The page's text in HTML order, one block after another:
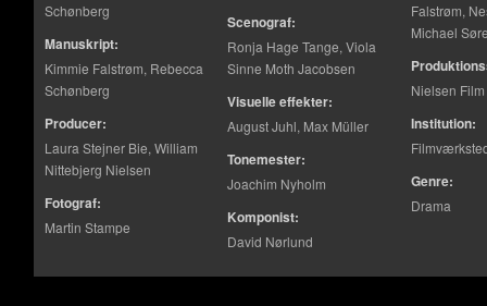
Schønberg
Manuskript:
Kimmie Falstrøm, Rebecca
Schønberg
Producer:
Laura Stejner Bie, William
Nittebjerg Nielsen
Fotograf:
Martin Stampe
Scenograf:
Ronja Hage Tange, Viola
Sinne Moth Jacobsen
Visuelle effekter:
August Juhl, Max Müller
Tonemester:
Joachim Nyholm
Komponist:
David Nørlund
Falstrøm,
Michael
Nielsen Film
Institution:
Genre:
Drama